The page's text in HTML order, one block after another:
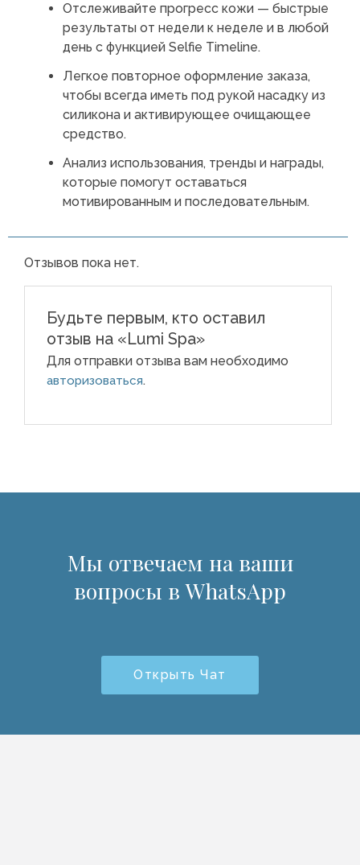
Отслеживайте прогресс кожи — быстрые
результаты от недели к неделе и в любой
день с функцией Selfie Timeline.
Легкое повторное оформление заказа,
чтобы всегда иметь под рукой насадку из
силикона и активирующее очищающее
средство.
Анализ использования, тренды и награды,
которые помогут оставаться
мотивированным и последовательным.
Отзывов пока нет.
Будьте первым, кто оставил
отзыв на «Lumi Spa»
Для отправки отзыва вам необходимо
авторизоваться.
Мы отвечаем на ваши
вопросы в WhatsApp
Открыть Чат